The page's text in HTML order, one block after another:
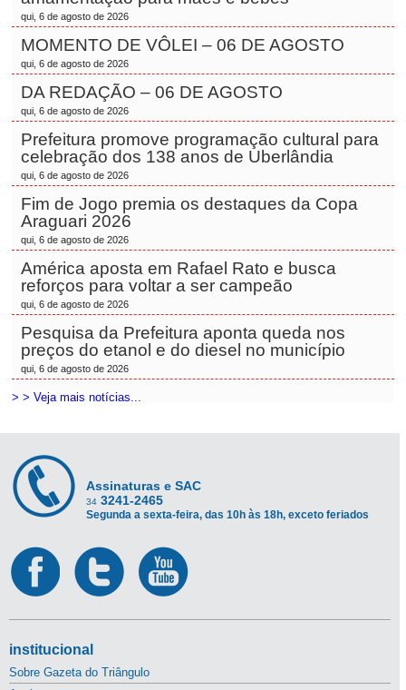
qui, 6 de agosto de 2026
MOMENTO DE VÔLEI – 06 DE AGOSTO
qui, 6 de agosto de 2026
DA REDAÇÃO – 06 DE AGOSTO
qui, 6 de agosto de 2026
Prefeitura promove programação cultural para
celebração dos 138 anos de Uberlândia
qui, 6 de agosto de 2026
Fim de Jogo premia os destaques da Copa
Araguari 2026
qui, 6 de agosto de 2026
América aposta em Rafael Rato e busca
reforços para voltar a ser campeão
qui, 6 de agosto de 2026
Pesquisa da Prefeitura aponta queda nos
preços do etanol e do diesel no município
qui, 6 de agosto de 2026
> > Veja mais notícias...
Assinaturas e SAC
34 3241-2465
Segunda a sexta-feira, das 10h às 18h, exceto feriados
institucional
Sobre Gazeta do Triângulo